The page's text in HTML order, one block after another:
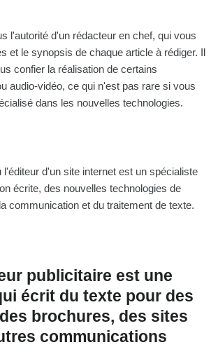
l'autorité d'un rédacteur en chef, qui vous
et le synopsis de chaque article à rédiger. Il
confier la réalisation de certains
audio-vidéo, ce qui n'est pas rare si vous
dans les nouvelles technologies.
l'éditeur d'un site internet est un spécialiste
écrite, des nouvelles technologies de
communication et du traitement de texte.
publicitaire est une
écrit du texte pour des
brochures, des sites
communications